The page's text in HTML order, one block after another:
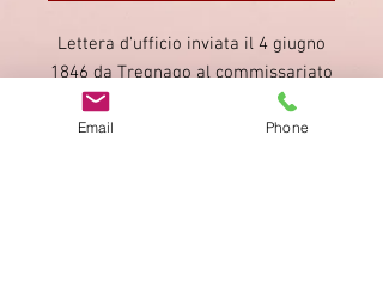
Lettera d'ufficio inviata il 4 giugno
1846 da Tregnago al commissariato
di Arzignano (circa 25 km). Scritta il
2 giugno è stata risposta il 7 giugno
Email Phone